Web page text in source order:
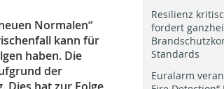
Normalen“
kann für
haben. Die
der
Resilienz
fordert
Standards
Euralarm